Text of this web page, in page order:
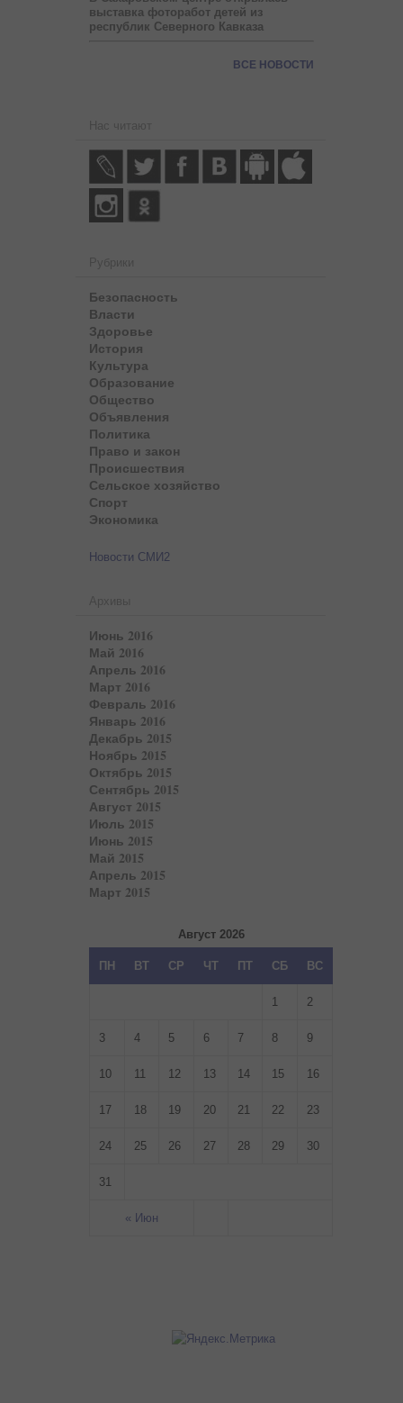
выставка фоторабот детей из
республик Северного Кавказа
ВСЕ НОВОСТИ
Нас читают
Рубрики
Безопасность
Власти
Здоровье
История
Культура
Образование
Общество
Объявления
Политика
Право и закон
Происшествия
Сельское хозяйство
Спорт
Экономика
Новости СМИ2
Архивы
Июнь 2016
Май 2016
Апрель 2016
Март 2016
Февраль 2016
Январь 2016
Декабрь 2015
Ноябрь 2015
Октябрь 2015
Сентябрь 2015
Август 2015
Июль 2015
Июнь 2015
Май 2015
Апрель 2015
Март 2015
Август 2026
ПН ВТ СР ЧТ ПТ СБ ВС
« Июн
1 2
3 4 5 6 7 8 9
10 11 12 13 14 15 16
17 18 19 20 21 22 23
24 25 26 27 28 29 30
31